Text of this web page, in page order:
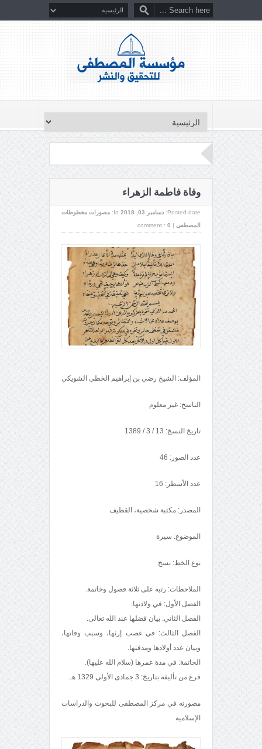
وفاة فاطمة الزهراء
Posted date: دسامبر 03, 2018 In:
مصورات مخطوطات
المصطفى |
comment : 0
المؤلف: الشيخ رضي بن إبراهيم الخطي الشويكي
الناسخ: غير معلوم
تاريخ النسخ: 13 / 3 / 1389
عدد الصور: 46
عدد الأسطر: 16
المصدر: مكتبة شخصية، القطيف
الموضوع: سيرة
نوع الخط: نسخ
الملاحظات: رتبه على ثلاثة فصول وخاتمة.
الفصل الأول: في ولادتها.
الفصل الثاني: بيان فضلها عند الله تعالى.
الفصل الثالث: في غصب إرثها، وسبب وفاتها،
وبيان عدد أولادها ومدفنها.
الخاتمة: في مدة عمرها (سلام الله عليها).
فرغ من تأليفه بتاريخ: 3 جمادى الأولى 1329 هـ .
مصورته في مركز المصطفى للبحوث والدراسات
الإسلامية